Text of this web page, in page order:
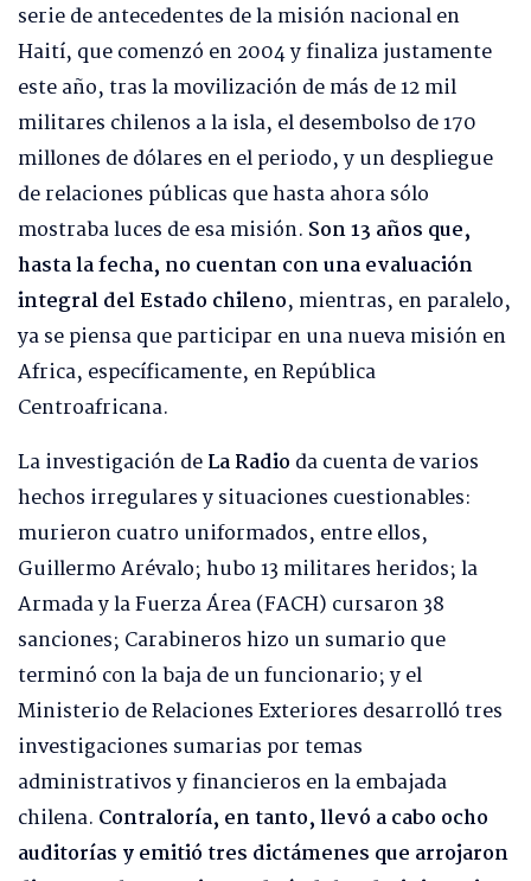
serie de antecedentes de la misión nacional en
Haití, que comenzó en 2004 y finaliza justamente
este año, tras la movilización de más de 12 mil
militares chilenos a la isla, el desembolso de 170
millones de dólares en el periodo, y un despliegue
de relaciones públicas que hasta ahora sólo
mostraba luces de esa misión. Son 13 años que,
hasta la fecha, no cuentan con una evaluación
integral del Estado chileno, mientras, en paralelo,
ya se piensa que participar en una nueva misión en
Africa, específicamente, en República
Centroafricana.
La investigación deLa Radio da cuenta de varios
hechos irregulares y situaciones cuestionables:
murieron cuatro uniformados, entre ellos,
Guillermo Arévalo; hubo 13 militares heridos; la
Armada y la Fuerza Área (FACH) cursaron 38
sanciones; Carabineros hizo un sumario que
terminó con la baja de un funcionario; y el
Ministerio de Relaciones Exteriores desarrolló tres
investigaciones sumarias por temas
administrativos y financieros en la embajada
chilena. Contraloría, en tanto, llevó a cabo ocho
auditorías y emitió tres dictámenes que arrojaron